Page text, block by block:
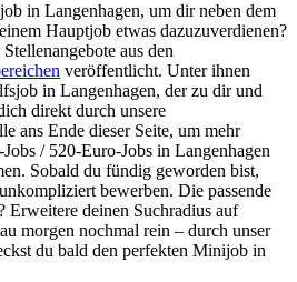
in Langenhagen, um dir neben dem
Hauptjob etwas dazuzuverdienen?
aus den
veröffentlicht. Unter ihnen
in Langenhagen, der zu dir und
direkt durch unsere
ans Ende dieser Seite, um mehr
/ 520-Euro-Jobs in Langenhagen
Sobald du fündig geworden bist,
bewerben. Die passende
Erweitere deinen Suchradius auf
morgen nochmal rein – durch unser
du bald den perfekten Minijob in